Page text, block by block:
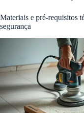
Materiais e pré-requisitos
segurança